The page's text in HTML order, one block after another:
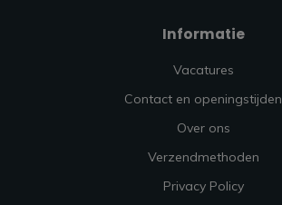
Informatie
Vacatures
Contact en openingstijden
Over ons
Verzendmethoden
Privacy Policy